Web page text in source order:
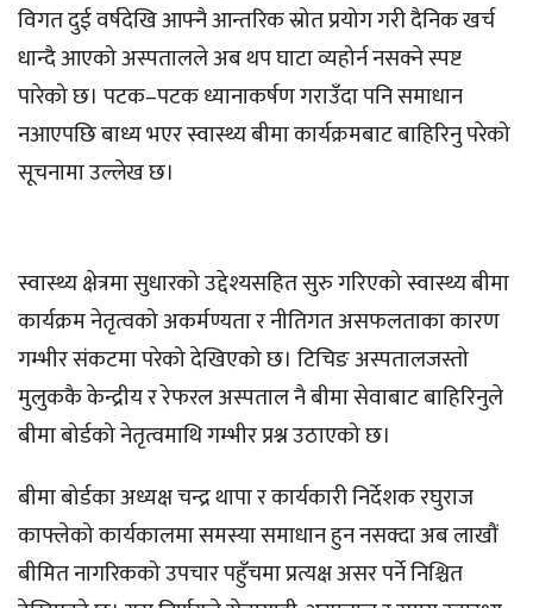
विगत दुई वर्षदेखि आफ्नै आन्तरिक स्रोत प्रयोग गरी दैनिक खर्च
धान्दै आएको अस्पतालले अब थप घाटा व्यहोर्न नसक्ने स्पष्ट
पारेको छ। पटक–पटक ध्यानाकर्षण गराउँदा पनि समाधान
नआएपछि बाध्य भएर स्वास्थ्य बीमा कार्यक्रमबाट बाहिरिनु परेको
सूचनामा उल्लेख छ।
स्वास्थ्य क्षेत्रमा सुधारको उद्देश्यसहित सुरु गरिएको स्वास्थ्य बीमा
कार्यक्रम नेतृत्वको अकर्मण्यता र नीतिगत असफलताका कारण
गम्भीर संकटमा परेको देखिएको छ। टिचिङ अस्पतालजस्तो
मुलुककै केन्द्रीय र रेफरल अस्पताल नै बीमा सेवाबाट बाहिरिनुले
बीमा बोर्डको नेतृत्वमाथि गम्भीर प्रश्न उठाएको छ।
बीमा बोर्डका अध्यक्ष चन्द्र थापा र कार्यकारी निर्देशक रघुराज
काफ्लेको कार्यकालमा समस्या समाधान हुन नसक्दा अब लाखौं
बीमित नागरिकको उपचार पहुँचमा प्रत्यक्ष असर पर्ने निश्चित